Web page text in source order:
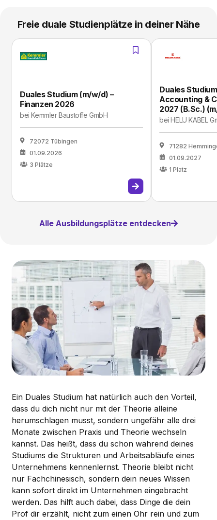
Freie duale Studienplätze in deiner Nähe
Duales Studium (m/w/d) –
Finanzen 2026
beiKemmler Baustoffe GmbH
72072 Tübingen
01.09.2026
3 Plätze
Duales
Accounting &
2027 (B.Sc.)
beiHELU KABEL
71282
01.09.2027
1 Platz
Alle Ausbildungsplätze entdecken
Ein Duales Studium hat natürlich auch den Vorteil,
dass du dich nicht nur mit der Theorie alleine
herumschlagen musst, sondern ungefähr alle drei
Monate zwischen Praxis und Theorie wechseln
kannst. Das heißt, dass du schon während deines
Studiums die Strukturen und Arbeitsabläufe eines
Unternehmens kennenlernst. Theorie bleibt nicht
nur Fachchinesisch, sondern dein neues Wissen
kann sofort direkt im Unternehmen eingebracht
werden. Das hilft auch dabei, dass Dinge die dein
Prof dir erzählt, nicht zum einen Ohr rein und zum